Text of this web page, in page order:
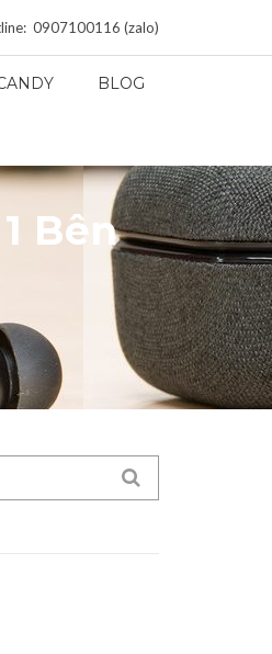
0907100116 (zalo)
BLOG
Bên